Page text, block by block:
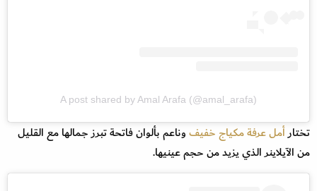
A post shared by Amal Arafa (@amal_arafa)
تختارأمل عرفةمكياج خفيفوناعم بألوان فاتحة تبرز جمالها مع القليل
من الآيلاينر الذي يزيد من حجم عينيها.